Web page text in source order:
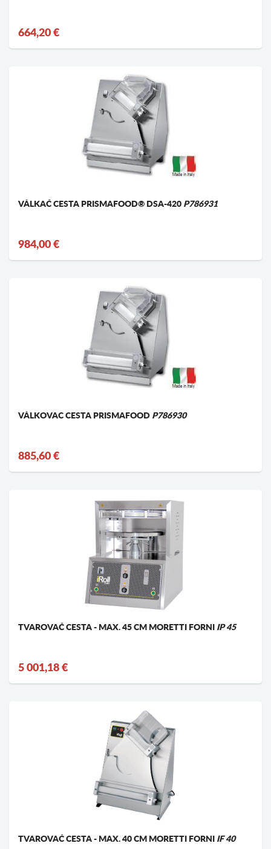
664,20 €
VÁLKAČ CESTA PRISMAFOOD® DSA-420 P786931
984,00 €
VÁLKOVAC CESTA PRISMAFOOD P786930
885,60 €
TVAROVAČ CESTA - MAX. 45 CM MORETTI FORNI IP 45
5 001,18 €
TVAROVAČ CESTA - MAX. 40 CM MORETTI FORNI IF 40